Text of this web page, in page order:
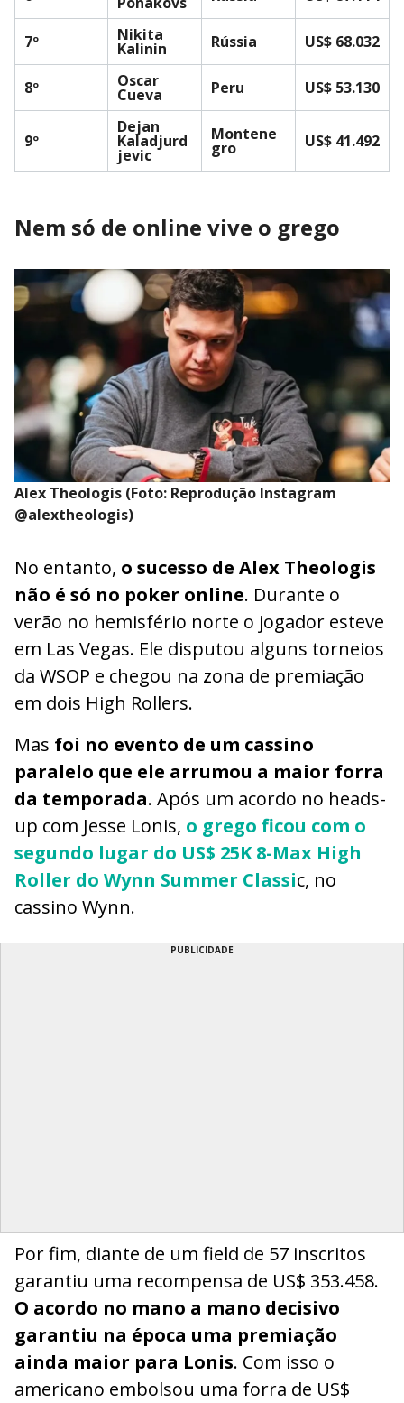
7º Nikita
Kalinin Rússia US$ 68.032
8º Oscar
Cueva Peru US$ 53.130
9º
Dejan
Kaladjurd
jevic
Montene
gro US$ 41.492
Nem só de online vive o grego
Alex Theologis (Foto: Reprodução Instagram
@alextheologis)
No entanto, o sucesso de Alex Theologis
não é só no poker online. Durante o
verão no hemisfério norte o jogador esteve
em Las Vegas. Ele disputou alguns torneios
da WSOP e chegou na zona de premiação
em dois High Rollers.
Mas foi no evento de um cassino
paralelo que ele arrumou a maior forra
da temporada. Após um acordo no heads-
up com Jesse Lonis, o grego ficou com o
segundo lugar do US$ 25K 8-Max High
Roller do Wynn Summer Classic, no
cassino Wynn.
PUBLICIDADE
Por fim, diante de um field de 57 inscritos
garantiu uma recompensa de US$ 353.458.
O acordo no mano a mano decisivo
garantiu na época uma premiação
ainda maior para Lonis. Com isso o
americano embolsou uma forra de US$